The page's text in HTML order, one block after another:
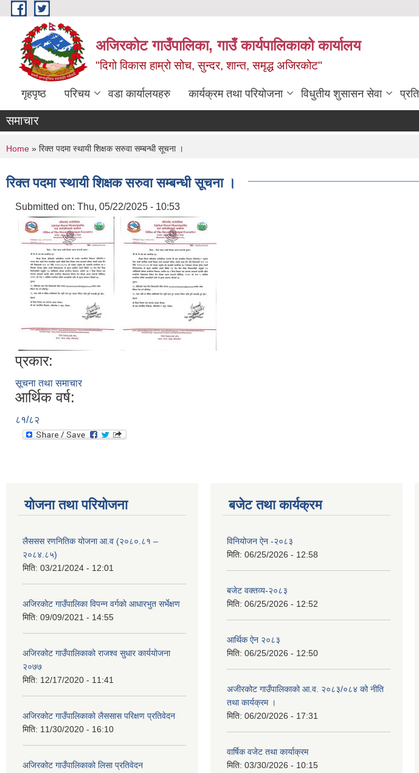
Skip to main content
अजिरकोट गाउँपालिका, गाउँ कार्यपालिकाको कार्यालय
"दिगो विकास हाम्रो सोच, सुन्दर, शान्त, समृद्ध अजिरकोट"
गृहपृष्ठ परिचय वडा कार्यालयहरु कार्यक्रम तथा परियोजना विधुतीय शुसासन सेवा
समाचार
You are here
Home » रिक्त पदमा स्थायी शिक्षक सरुवा सम्बन्धी सूचना ।
रिक्त पदमा स्थायी शिक्षक सरुवा सम्बन्धी सूचना ।
Submitted on: Thu, 05/22/2025 - 10:53
प्रकार:
सूचना तथा समाचार
आर्थिक वर्ष:
८१/८२
योजना तथा परियोजना
लैससस रणनितिक योजना आ.व (२०८०.८१ –
२०८४.८५)
मिति: 03/21/2024 - 12:01
अजिरकाेट गाउँपालिका विपन्न वर्गकाे आधारभुत सर्भेक्षण
मिति: 09/09/2021 - 14:55
अजिरकोट गाउँपालिकाको राजश्व सुधार कार्ययोजना
२०७७
मिति: 12/17/2020 - 11:41
अजिरकोट गाउँपालिकाको लैससास परिक्षण प्रतिवेदन
मिति: 11/30/2020 - 16:10
अजिरकोट गाउँपालिकाको लिसा प्रतिवेदन
बजेट तथा कार्यक्रम
विनियोजन ऐन -२०८३
मिति: 06/25/2026 - 12:58
बजेट वक्तव्य-२०८३
मिति: 06/25/2026 - 12:52
आर्थिक ऐन २०८३
मिति: 06/25/2026 - 12:50
अजीरकोट गाउँपालिकाको आ.व. २०८३/०८४ को नीति
तथा कार्यक्रम ।
मिति: 06/20/2026 - 17:31
वार्षिक वजेट तथा कार्याक्रम
मिति: 03/30/2026 - 10:15